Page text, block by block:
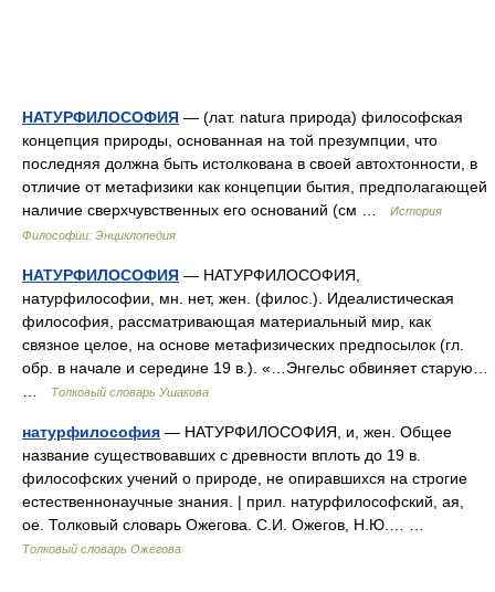
НАТУРФИЛОСОФИЯ — (лат. natura природа) философская
концепция природы, основанная на той презумпции, что
последняя должна быть истолкована в своей автохтонности, в
отличие от метафизики как концепции бытия, предполагающей
наличие сверхчувственных его оснований (см …
История
Философии: Энциклопедия
НАТУРФИЛОСОФИЯ — НАТУРФИЛОСОФИЯ,
натурфилософии, мн. нет, жен. (филос.). Идеалистическая
философия, рассматривающая материальный мир, как
связное целое, на основе метафизических предпосылок (гл.
обр. в начале и середине 19 в.). «…Энгельс обвиняет старую…
Толковый словарь Ушакова
натурфилософия — НАТУРФИЛОСОФИЯ, и, жен. Общее
название существовавших с древности вплоть до 19 в.
философских учений о природе, не опиравшихся на строгие
естественнонаучные знания. | прил. натурфилософский, ая,
ое. Толковый словарь Ожегова. С.И. Ожегов, Н.Ю.… …
Толковый словарь Ожегова